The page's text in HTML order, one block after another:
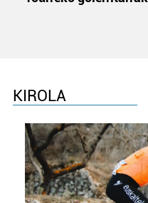
KIROLA